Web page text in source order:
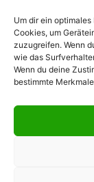
Um dir ein
Cookies, um
zuzugreifen. Wenn
wie das
Wenn du deine
bestimmte